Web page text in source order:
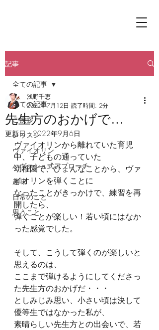
記事
全ての記事
ご挨拶
レッスン
ヴァイオリン
ハヴァシュ式アプローチ
趣味
日常のこと
思うこと
全ての記事
先生方のおかげで…
浅野千恵
2022年7月12日 読了時間: 2分
更新日：2022年9月6日
ヴァイオリンから離れていた育児
中、子どもの通っていた
幼稚園で、ひょんなことから、ヴァ
イオリンを弾くことに
なったことがきっかけで、練習を再
開したら、
弾くことが楽しい！若い頃にはなか
った感覚でした。
そして、こうして弾くのが楽しいと
思えるのは、
ここまで弾けるようにしてくださっ
た先生方のおかげだ・・・
としみじみ思い、小さい頃は決して
優等生ではなかった私が、
素晴らしい先生方との出会いで、若